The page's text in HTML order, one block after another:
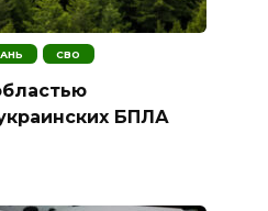
СВО
БПЛА